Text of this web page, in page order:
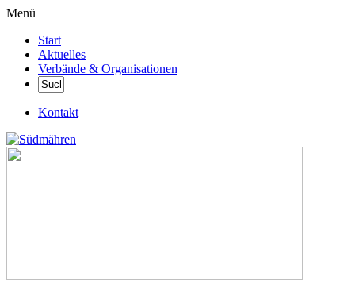
Menü
Start
Aktuelles
Verbände & Organisationen
Kontakt